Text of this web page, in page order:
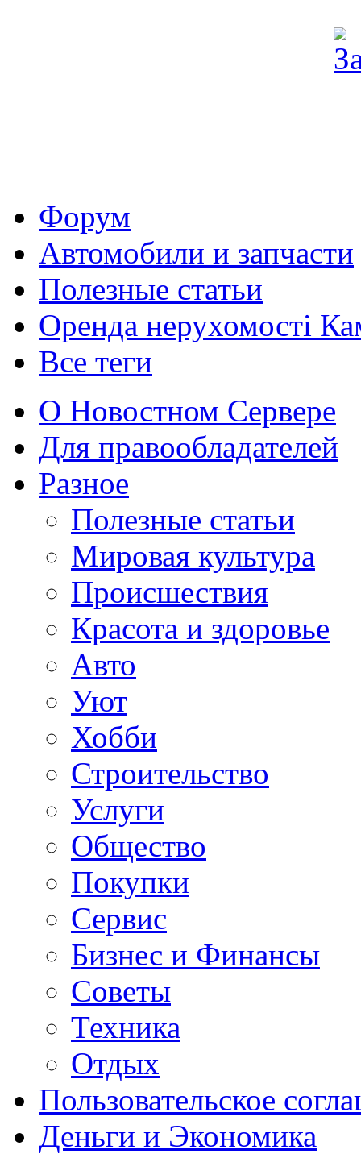
Форум
Автомобили и запчасти
Полезные статьи
Оренда нерухомості
Все теги
О Новостном Сервере
Для правообладателей
Разное
Полезные статьи
Мировая культура
Происшествия
Красота и здоровье
Авто
Уют
Хобби
Строительство
Услуги
Общество
Покупки
Сервис
Бизнес и Финансы
Советы
Техника
Отдых
Пользовательское
Деньги и Экономика